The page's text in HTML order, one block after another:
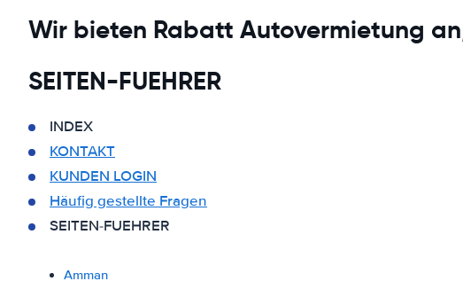
Wir bieten Rabatt Autovermietung
SEITEN-FUEHRER
INDEX
KONTAKT
KUNDEN LOGIN
Häufig gestellte Fragen
SEITEN-FUEHRER
Amman